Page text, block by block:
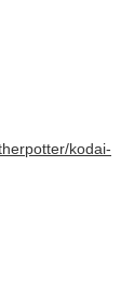
kodai-